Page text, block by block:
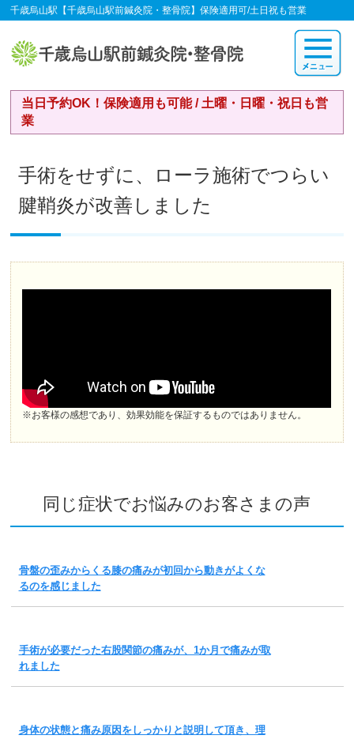
千歳烏山駅【千歳烏山駅前鍼灸院・整骨院】保険適用可/土日祝も営業
当日予約OK！保険適用も可能 / 土曜・日曜・祝日も営
業
手術をせずに、ローラ施術でつらい
腱鞘炎が改善しました
※お客様の感想であり、効果効能を保証するものではありません。
同じ症状でお悩みのお客さまの声
骨盤の歪みからくる膝の痛みが初回から動きがよくな
るのを感じました
手術が必要だった右股関節の痛みが、1か月で痛みが取
れました
身体の状態と痛み原因をしっかりと説明して頂き、理